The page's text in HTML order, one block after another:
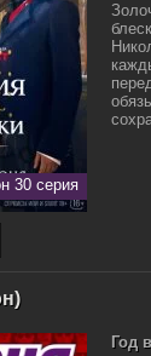
30 серия
Год